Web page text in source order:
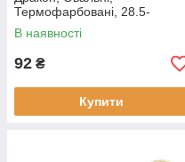
Термофарбовані, 28.5-
32x10-12.5 мм, Отвір 1.5-3
мм, (1 шт.)
В наявності
92 ₴
Купити